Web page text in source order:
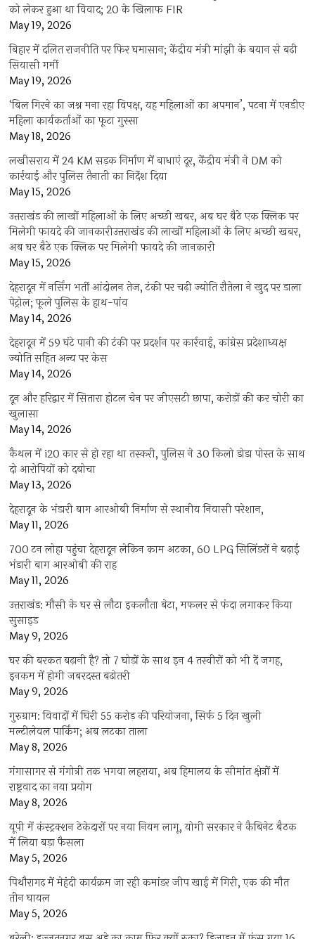
को लेकर हुआ था विवाद; 20 के खिलाफ FIR
May 19, 2026
बिहार में दलित राजनीति पर फिर घमासान; केंद्रीय मंत्री मांझी के बयान से बढ़ी
सियासी गर्मी
May 19, 2026
‘बिल गिरने का जश्न मना रहा विपक्ष, यह महिलाओं का अपमान’, पटना में एनडीए
महिला कार्यकर्ताओं का फूटा गुस्सा
May 18, 2026
लखीसराय में 24 KM सड़क निर्माण में बाधाएं दूर, केंद्रीय मंत्री ने DM को
कार्रवाई और पुलिस तैनाती का निर्देश दिया
May 15, 2026
उत्तराखंड की लाखों महिलाओं के लिए अच्छी खबर, अब घर बैठे एक क्लिक पर
मिलेगी फायदे की जानकारीउत्तराखंड की लाखों महिलाओं के लिए अच्छी खबर,
अब घर बैठे एक क्लिक पर मिलेगी फायदे की जानकारी
May 15, 2026
देहरादून में नर्सिंग भर्ती आंदोलन तेज, टंकी पर चढ़ी ज्योति रौतेला ने खुद पर डाला
पेट्रोल; फूले पुलिस के हाथ-पांव
May 14, 2026
देहरादून में 59 घंटे पानी की टंकी पर प्रदर्शन पर कार्रवाई, कांग्रेस प्रदेशाध्यक्ष
ज्योति सहित अन्य पर केस
May 14, 2026
दून और हरिद्वार में सितारा होटल चेन पर जीएसटी छापा, करोड़ों की कर चोरी का
खुलासा
May 14, 2026
कैथल में i20 कार से हो रहा था तस्करी, पुलिस ने 30 किलो डोडा पोस्त के साथ
दो आरोपियों को दबोचा
May 13, 2026
देहरादून के भंडारी बाग आरओबी निर्माण से स्थानीय निवासी परेशान,
May 11, 2026
700 टन लोहा पहुंचा देहरादून लेकिन काम अटका, 60 LPG सिलिंडरों ने बढ़ाई
भंडारी बाग आरओबी की राह
May 11, 2026
उत्तराखंड: मौसी के घर से लौटा इकलौता बेटा, मफलर से फंदा लगाकर किया
सुसाइड
May 9, 2026
घर की बरकत बढ़ानी है? तो 7 घोड़ों के साथ इन 4 तस्वीरों को भी दें जगह,
इनकम में होगी जबरदस्त बढ़ोतरी
May 9, 2026
गुरुग्राम: विवादों में घिरी 55 करोड़ की परियोजना, सिर्फ 5 दिन खुली
मल्टीलेवल पार्किंग; अब लटका ताला
May 8, 2026
गंगासागर से गंगोत्री तक भगवा लहराया, अब हिमालय के सीमांत क्षेत्रों में
राष्ट्रवाद का नया प्रयोग
May 8, 2026
यूपी में कंस्ट्रक्शन ठेकेदारों पर नया नियम लागू, योगी सरकार ने कैबिनेट बैठक
में लिया बड़ा फैसला
May 5, 2026
पिथौरागढ़ में मेहंदी कार्यक्रम जा रही कमांडर जीप खाई में गिरी, एक की मौत
तीन घायल
May 5, 2026